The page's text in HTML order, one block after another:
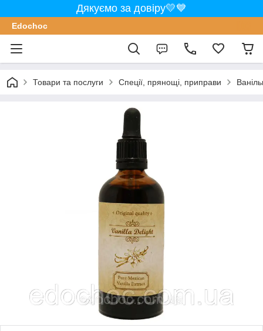
Дякуємо за довіру💛💙
Edochoс
Товари та послуги Спеції, прянощі, приправи